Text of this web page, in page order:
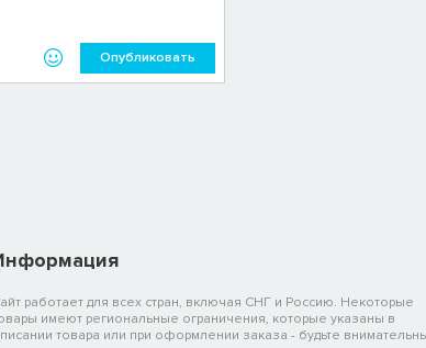
Опубликовать
работает для всех стран, включая СНГ и Россию. Некоторые
имеют региональные ограничения, которые указаны в
товара или при оформлении заказа - будьте